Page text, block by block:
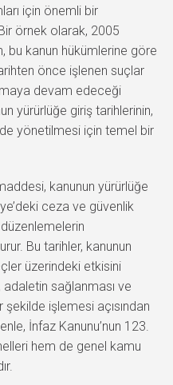
için önemli bir
örnek olarak, 2005
bu kanun hükümlerine göre
önce işlenen suçlar
devam edeceği
yürürlüğe giriş tarihlerinin,
yönetilmesi için temel bir
kanunun yürürlüğe
ceza ve güvenlik
Bu tarihler, kanunun
üzerindeki etkisini
adaletin sağlanması ve
işlemesi açısından
İnfaz Kanunu’nun 123.
hem de genel kamu